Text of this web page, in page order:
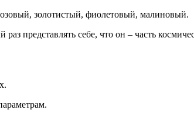
золотистый, фиолетовый, малиновый.
представлять себе, что он – часть